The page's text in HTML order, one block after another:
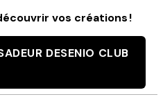
vos créations !
DESENIO CLUB